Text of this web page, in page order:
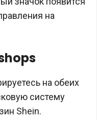
на
на обеих
систему
Shein.